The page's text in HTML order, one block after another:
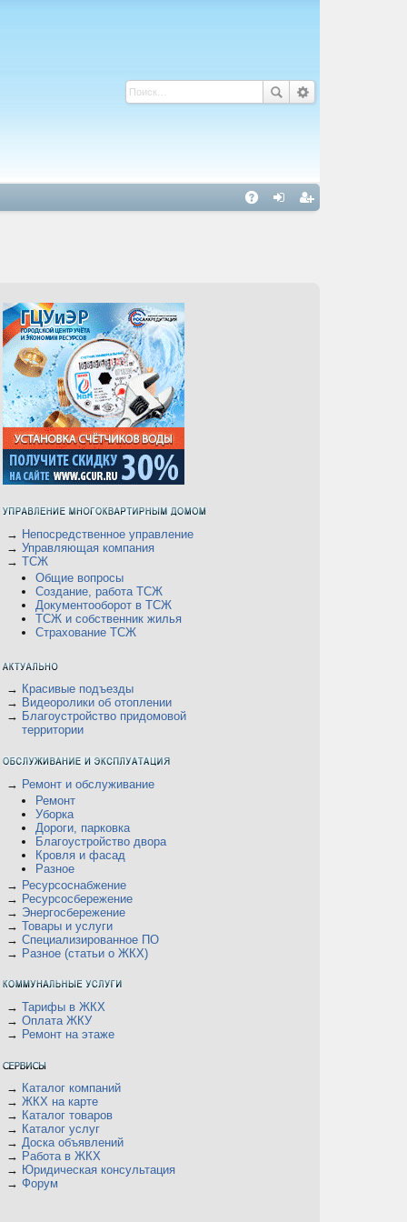
С
→ Непосредственное управление
→ Управляющая компания
→ ТСЖ
Общие вопросы
Создание, работа ТСЖ
Документооборот в ТСЖ
ТСЖ и собственник жилья
Страхование ТСЖ
→ Красивые подъезды
→ Видеоролики об отоплении
→ Благоустройство придомовой
территории
→ Ремонт и обслуживание
Ремонт
Уборка
Дороги, парковка
Благоустройство двора
Кровля и фасад
Разное
→ Ресурсоснабжение
→ Ресурсосбережение
→ Энергосбережение
→ Товары и услуги
→ Специализированное ПО
→ Разное (статьи о ЖКХ)
→ Тарифы в ЖКХ
→ Оплата ЖКУ
→ Ремонт на этаже
→ Каталог компаний
→ ЖКХ на карте
→ Каталог товаров
→ Каталог услуг
→ Доска объявлений
→ Работа в ЖКХ
→ Юридическая консультация
→ Форум